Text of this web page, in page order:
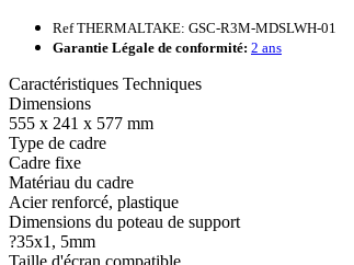
Ref THERMALTAKE: GSC-R3M-MDSLWH-01
Garantie Légale de conformité: 2 ans
Caractéristiques Techniques
Dimensions
555 x 241 x 577 mm
Type de cadre
Cadre fixe
Matériau du cadre
Acier renforcé, plastique
Dimensions du poteau de support
?35x1, 5mm
Taille d'écran compatible